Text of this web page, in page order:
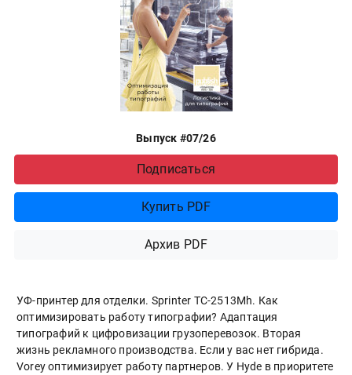
Выпуск #07/26
Подписаться
Купить PDF
Архив PDF
УФ-принтер для отделки. Sprinter ТС-2513Mh. Как
оптимизировать работу типографии? Адаптация
типографий к цифровизации грузоперевозок. Вторая
жизнь рекламного производства. Если у вас нет гибрида.
Vorey оптимизирует работу партнеров. У Hyde в приоритете